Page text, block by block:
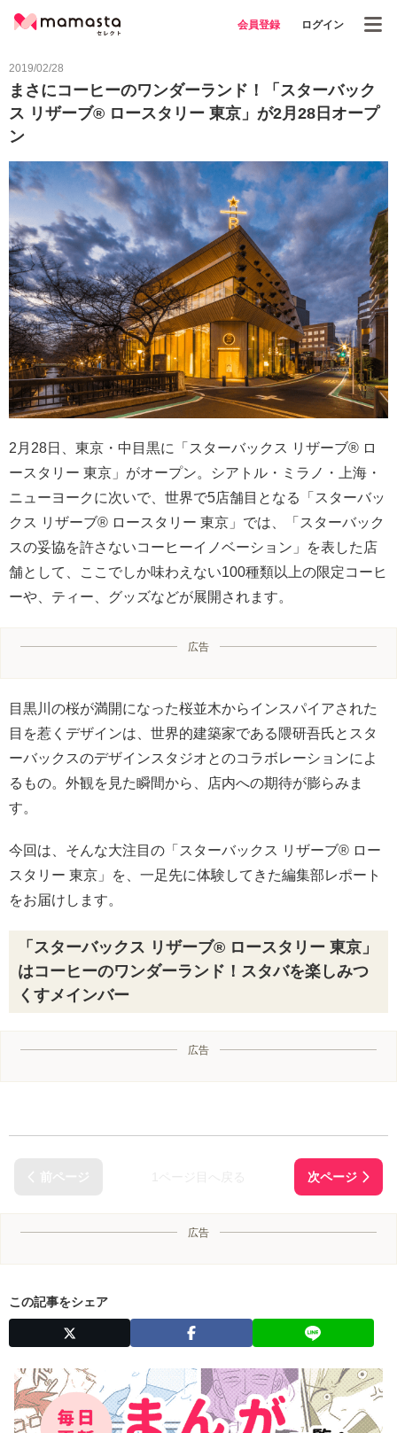
会員登録 ログイン
2019/02/28
まさにコーヒーのワンダーランド！「スターバック
ス リザーブ® ロースタリー 東京」が2月28日オープ
ン
2月28日、東京・中目黒に「スターバックス リザーブ® ロ
ースタリー 東京」がオープン。シアトル・ミラノ・上海・
ニューヨークに次いで、世界で5店舗目となる「スターバッ
クス リザーブ® ロースタリー 東京」では、「スターバック
スの妥協を許さないコーヒーイノベーション」を表した店
舗として、ここでしか味わえない100種類以上の限定コーヒ
ーや、ティー、グッズなどが展開されます。
広告
目黒川の桜が満開になった桜並木からインスパイアされた
目を惹くデザインは、世界的建築家である隈研吾氏とスタ
ーバックスのデザインスタジオとのコラボレーションによ
るもの。外観を見た瞬間から、店内への期待が膨らみま
す。
今回は、そんな大注目の「スターバックス リザーブ® ロー
スタリー 東京」を、一足先に体験してきた編集部レポート
をお届けします。
「スターバックス リザーブ® ロースタリー 東京」
はコーヒーのワンダーランド！スタバを楽しみつ
くすメインバー
広告
広告
この記事をシェア